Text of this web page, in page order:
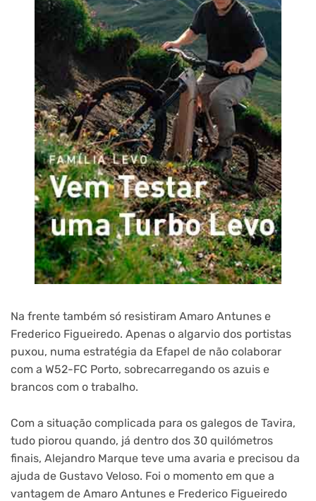
Na frente também só resistiram Amaro Antunes e
Frederico Figueiredo. Apenas o algarvio dos portistas
puxou, numa estratégia da Efapel de não colaborar
com a W52-FC Porto, sobrecarregando os azuis e
brancos com o trabalho.
Com a situação complicada para os galegos de Tavira,
tudo piorou quando, já dentro dos 30 quilómetros
finais, Alejandro Marque teve uma avaria e precisou da
ajuda de Gustavo Veloso. Foi o momento em que a
vantagem de Amaro Antunes e Frederico Figueiredo